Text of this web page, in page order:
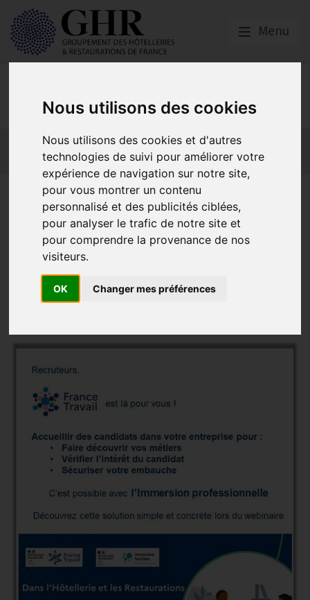
Nous utilisons des cookies
Nous utilisons des cookies et d'autres
technologies de suivi pour améliorer votre
expérience de navigation sur notre site,
pour vous montrer un contenu
personnalisé et des publicités ciblées,
pour analyser le trafic de notre site et
pour comprendre la provenance de nos
visiteurs.
OK Changer mes préférences
Menu
Handicap
Actualité 2026 Nos Métiers
Offres d’Emploi
Formation
Mission Handicap
Webinaire Immersion
professionnelle spécial HCR -
26 mars à 15h
Actualité 2026